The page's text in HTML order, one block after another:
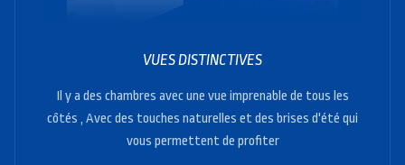
VUES DISTINCTIVES
Il y a des chambres avec une vue imprenable de tous les
côtés , Avec des touches naturelles et des brises d'été qui
vous permettent de profiter